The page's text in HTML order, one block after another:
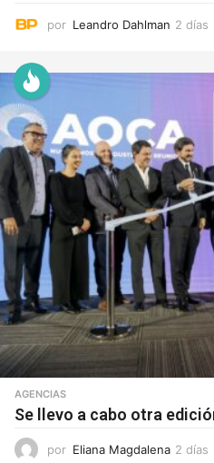
por Leandro Dahlman 2 días
a
s
AGENCIAS
Se llevo a cabo otra
por Eliana Magdalena 2 días